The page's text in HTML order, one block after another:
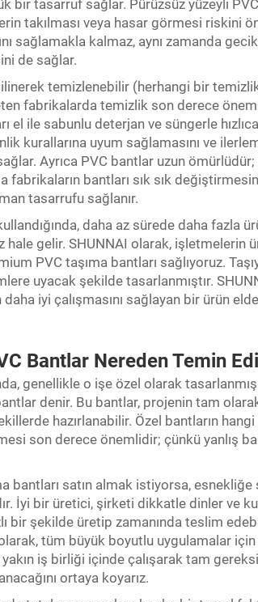
bir tasarruf sağlar. Pürüzsüz yüzeyli
takılması veya hasar görmesi riskini
sağlamakla kalmaz, aynı zamanda
de sağlar.
temizlenebilir (herhangi bir
fabrikalarda temizlik son derece
el ile sabunlu deterjan ve süngerle hızlıca
kurallarına uyum sağlamasını ve
Ayrıca PVC bantlar uzun ömürlüdür;
fabrikaların bantları sık sık
tasarrufu sağlanır.
daha az sürede daha fazla
hale gelir. SHUNNAI olarak, işletmelerin
PVC taşıma bantları sağlıyoruz.
uyacak şekilde tasarlanmıştır.
iyi çalışmasını sağlayan bir ürün
Bantlar Nereden Temin
genellikle o işe özel olarak
denir. Bu bantlar, projenin tam
hazırlanabilir. Özel bantların
son derece önemlidir; çünkü yanlış
bantları satın almak istiyorsa, esnekliğe
İyi bir üretici, şirketi dikkatle dinler ve
bir şekilde üretip zamanında teslim
tüm büyük boyutlu uygulamalar için
iş birliği içinde çalışarak tam
ortaya koyarız.